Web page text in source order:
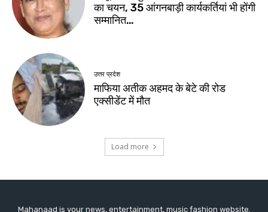
Mahanaad is your news, entertainment, music fashion website.